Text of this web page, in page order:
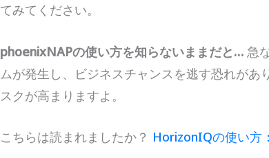
てみてください。
phoenixNAPの使い方を知らないままだと… 急
ムが発生し、ビジネスチャンスを逃す恐れがあ
スクが高まりますよ。
こちらは読まれましたか？ HorizonIQの使い方